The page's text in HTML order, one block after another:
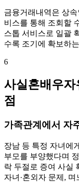
금융거래내역은 상
비스를 통해 조회할
스톱 서비스로 일괄
수록 조기에 확보하
6
사실혼배우자
점
가족관계에서 자
장남 등 특정 자녀에
부모를 부양했다며
락 두절로 증여 사실
자녀·혼외자 문제,